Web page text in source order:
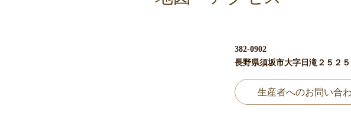
382-0902
長野県須坂市大字日滝２５２５
生産者へのお問い合